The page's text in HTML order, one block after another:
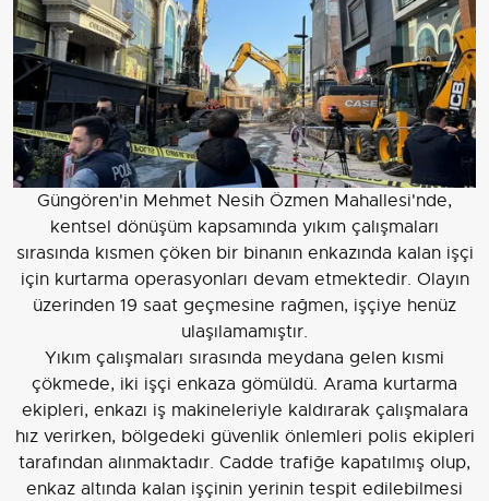
Güngören'in Mehmet Nesih Özmen Mahallesi'nde,
kentsel dönüşüm kapsamında yıkım çalışmaları
sırasında kısmen çöken bir binanın enkazında kalan işçi
için kurtarma operasyonları devam etmektedir. Olayın
üzerinden 19 saat geçmesine rağmen, işçiye henüz
ulaşılamamıştır.
Yıkım çalışmaları sırasında meydana gelen kısmi
çökmede, iki işçi enkaza gömüldü. Arama kurtarma
ekipleri, enkazı iş makineleriyle kaldırarak çalışmalara
hız verirken, bölgedeki güvenlik önlemleri polis ekipleri
tarafından alınmaktadır. Cadde trafiğe kapatılmış olup,
enkaz altında kalan işçinin yerinin tespit edilebilmesi